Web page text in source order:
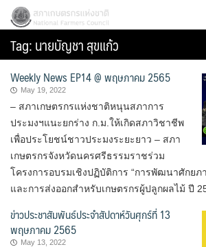
Skip
content
สภาเกษตรกรแห่งชาติ
Tag:นายบัญชา สุขแก้ว
Weekly News EP14 @ พฤษภาคม 2565
May 19, 2022
– สภาเกษตรกรแห่งชาติหนุนสภาการ
ประมงฯแนะยกร่าง ก.ม.ให้เกิดสภาวิชาชีพ
เพื่อประโยชน์ชาวประมงระยะยาว – สภา
เกษตรกรจังหวัดนครศรีธรรมราชร่วม
โครงการอบรมเชิงปฏิบัติการ “การพัฒนาศักย
และการส่งออกสำหรับเกษตรกรผู้ปลูกผลไม้ ปี
ข่าวประชาสัมพันธ์ประจำสัปดาห์วันศุกร์ที่ 13
พฤษภาคม 2565
May 13, 2022